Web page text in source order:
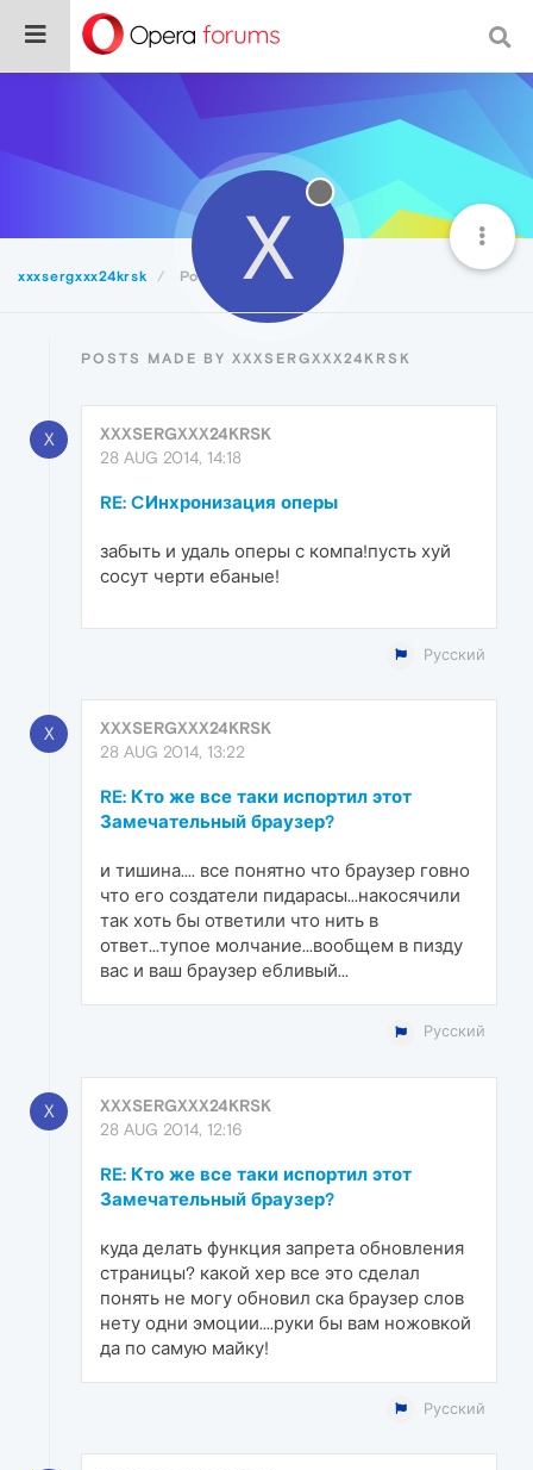
xxxsergxxx24krsk Posts X
POSTS MADE BY XXXSERGXXX24KRSK
X
XXXSERGXXX24KRSK
28 AUG 2014, 14:18
RE: CИнхронизация оперы
забыть и удаль оперы с компа!пусть хуй
сосут черти ебаные!
Русский
X
XXXSERGXXX24KRSK
28 AUG 2014, 13:22
RE: Кто же все таки испортил этот
Замечательный браузер?
и тишина.... все понятно что браузер говно
что его создатели пидарасы...накосячили
так хоть бы ответили что нить в
ответ...тупое молчание...вообщем в пизду
вас и ваш браузер ебливый...
Русский
X
XXXSERGXXX24KRSK
28 AUG 2014, 12:16
RE: Кто же все таки испортил этот
Замечательный браузер?
куда делать функция запрета обновления
страницы? какой хер все это сделал
понять не могу обновил ска браузер слов
нету одни эмоции....руки бы вам ножовкой
да по самую майку!
Русский